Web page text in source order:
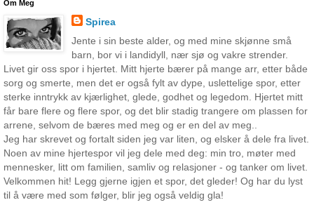
Om Meg
Spirea
Jente i sin beste alder, og med mine skjønne små
barn, bor vi i landidyll, nær sjø og vakre strender.
Livet gir oss spor i hjertet. Mitt hjerte bærer på mange arr, etter både
sorg og smerte, men det er også fylt av dype, uslettelige spor, etter
sterke inntrykk av kjærlighet, glede, godhet og legedom. Hjertet mitt
får bare flere og flere spor, og det blir stadig trangere om plassen for
arrene, selvom de bæres med meg og er en del av meg..
Jeg har skrevet og fortalt siden jeg var liten, og elsker å dele fra livet.
Noen av mine hjertespor vil jeg dele med deg: min tro, møter med
mennesker, litt om familien, samliv og relasjoner - og tanker om livet.
Velkommen hit! Legg gjerne igjen et spor, det gleder! Og har du lyst
til å være med som følger, blir jeg også veldig gla!